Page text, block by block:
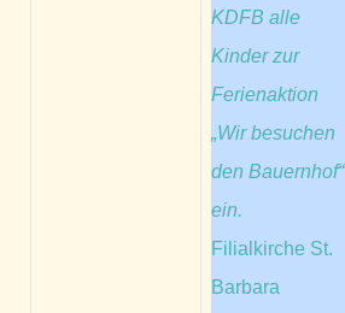
KDFB alle
Kinder zur
Ferienaktion
„Wir besuchen
den Bauernhof“
ein.
Filialkirche St.
Barbara